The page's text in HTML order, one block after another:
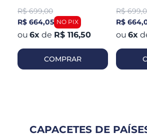
Fosco
R$ 699,00
R$ 664,05
6x de R$ 116,50
COMPRAR
R$
R$
6x
CAPACETES DE